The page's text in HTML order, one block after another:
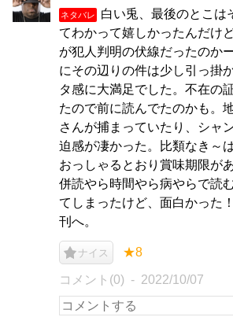
ネタバレ
白い兎、最後のとこは
てわかって嬉しかったんだけ
が犯人判明の伏線だったのか
にその辺りの件は少し引っ掛
タ感に大満足でした。不在の
たので前に読んでたのかも。
さんが捕まっていたり、シャ
迫感が凄かった。比類なき～
おっしゃるとおり賞味期限が
併読やら時間やら病やらで読
てしまったけど、面白かった
刊へ。
ナイス ★8
コメント(0) 2022/10/07